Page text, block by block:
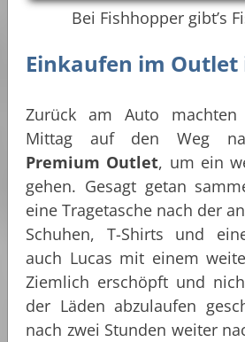
Bei Fishhopper gibt’s
Einkaufen im Outlet
Zurück am Auto
Mittag auf den Weg
Premium Outlet, um ein
gehen. Gesagt getan
eine Tragetasche nach der
Schuhen, T-Shirts und
auch Lucas mit einem
Ziemlich erschöpft und
der Läden abzulaufen
nach zwei Stunden weiter